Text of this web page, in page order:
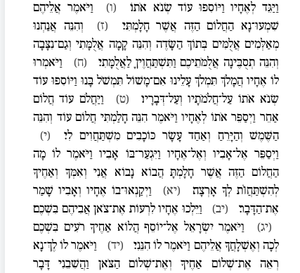
וַיַּגֵּד לְאֶחָיו וַיּוֹסִפוּ עוֹד שְׂנֹא אֹתוֹ׃
(ו)
וַיֹּאמֶר אֲלֵיהֶם
שִׁמְעוּ־נָא הַחֲלוֹם הַזֶּה אֲשֶׁר חָלָמְתִּי׃
(ז)
וְהִנֵּה אֲנַחְנוּ
מְאַלְּמִים אֲלֻמִּים בְּתוֹךְ הַשָּׂדֶה וְהִנֵּה קָמָה אֲלֻמָּתִי וְגַם־נִצָּבָה
וְהִנֵּה תְסֻבֶּינָה אֲלֻמֹּתֵיכֶם וַתִּשְׁתַּחֲוֶיןָ לַאֲלֻמָּתִי׃
(ח)
וַיֹּאמְרוּ
לוֹ אֶחָיו הֲמָלֹךְ תִּמְלֹךְ עָלֵינוּ אִם־מָשׁוֹל תִּמְשֹׁל בָּנוּ וַיּוֹסִפוּ עוֹד
שְׂנֹא אֹתוֹ עַל־חֲלֹמֹתָיו וְעַל־דְּבָרָיו׃
(ט)
וַיַּחֲלֹם עוֹד חֲלוֹם
אַחֵר וַיְסַפֵּר אֹתוֹ לְאֶחָיו וַיֹּאמֶר הִנֵּה חָלַמְתִּי חֲלוֹם עוֹד וְהִנֵּה
הַשֶּׁמֶשׁ וְהַיָּרֵחַ וְאַחַד עָשָׂר כּוֹכָבִים מִשְׁתַּחֲוִים לִי׃
(י)
וַיְסַפֵּר אֶל־אָבִיו וְאֶל־אֶחָיו וַיִּגְעַר־בּוֹ אָבִיו וַיֹּאמֶר לוֹ מָה
הַחֲלוֹם הַזֶּה אֲשֶׁר חָלָמְתָּ הֲבוֹא נָבוֹא אֲנִי וְאִמְּךָ וְאַחֶיךָ
לְהִשְׁתַּחֲוֺת לְךָ אָרְצָה׃
(יא)
וַיְקַנְאוּ־בוֹ אֶחָיו וְאָבִיו שָׁמַר
אֶת־הַדָּבָר׃
(יב)
וַיֵּלְכוּ אֶחָיו לִרְעוֹת אֶת־צֹאן אֲבִיהֶם בִּשְׁכֶם׃
(יג)
וַיֹּאמֶר יִשְׂרָאֵל אֶל־יוֹסֵף הֲלוֹא אַחֶיךָ רֹעִים בִּשְׁכֶם
לְכָה וְאֶשְׁלָחֲךָ אֲלֵיהֶם וַיֹּאמֶר לוֹ הִנֵּנִי׃
(יד)
וַיֹּאמֶר לוֹ לֶךְ־נָא
רְאֵה אֶת־שְׁלוֹם אַחֶיךָ וְאֶת־שְׁלוֹם הַצֹּאן וַהֲשִׁבֵנִי דָּבָר